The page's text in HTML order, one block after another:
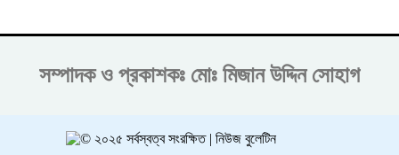
সম্পাদক ও প্রকাশকঃ মোঃ মিজান উদ্দিন সোহাগ